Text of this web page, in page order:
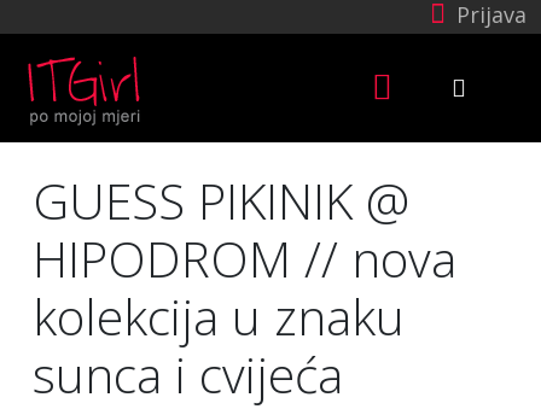
Prijava
GUESS PIKINIK @
HIPODROM // nova
kolekcija u znaku
sunca i cvijeća